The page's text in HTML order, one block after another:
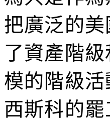
把廣泛的
了資產階
模的階級
西斯科的